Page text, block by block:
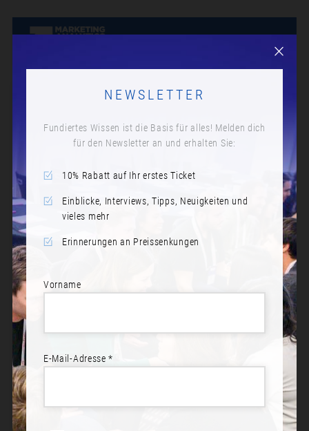
NEWSLETTER
Fundiertes Wissen ist die Basis für alles! Melden dich
für den Newsletter an und erhalten Sie:
10% Rabatt auf Ihr erstes Ticket
Einblicke, Interviews, Tipps, Neuigkeiten und
vieles mehr
Erinnerungen an Preissenkungen
Vorname
E-Mail-Adresse *